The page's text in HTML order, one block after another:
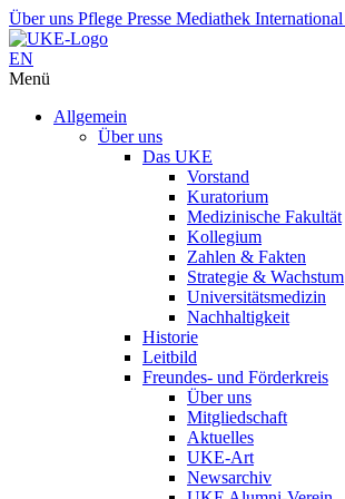
Über uns Pflege Presse Mediathek International
EN
Menü
Allgemein
Über uns
Das UKE
Vorstand
Kuratorium
Medizinische Fakultät
Kollegium
Zahlen & Fakten
Strategie & Wachstum
Universitätsmedizin
Nachhaltigkeit
Historie
Leitbild
Freundes- und Förderkreis
Über uns
Mitgliedschaft
Aktuelles
UKE-Art
Newsarchiv